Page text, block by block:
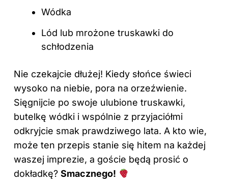
Wódka
Lód lub mrożone truskawki do
schłodzenia
Nie czekajcie dłużej! Kiedy słońce świeci
wysoko na niebie, pora na orzeźwienie.
Sięgnijcie po swoje ulubione truskawki,
butelkę wódki i wspólnie z przyjaciółmi
odkryjcie smak prawdziwego lata. A kto wie,
może ten przepis stanie się hitem na każdej
waszej imprezie, a goście będą prosić o
dokładkę? Smacznego!